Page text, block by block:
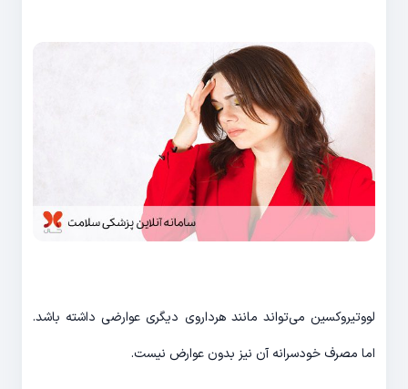
لووتیروکسین می‌تواند مانند هرداروی دیگری عوارضی داشته باشد.
اما مصرف خودسرانه آن نیز بدون عوارض نیست.